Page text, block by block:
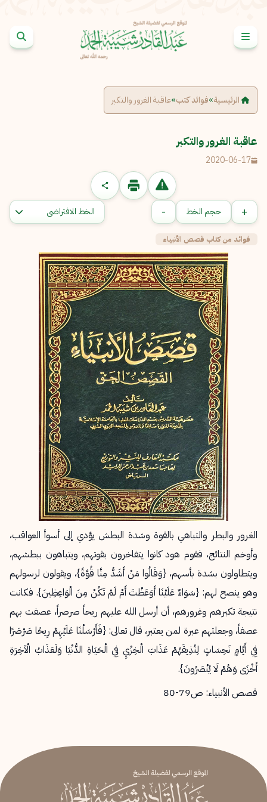
الرئيسية»فوائد كتب»عاقبة الغرور والتكبر
عاقبة الغرور والتكبر
2020-06-17
الاسم الكامل*
إرسال إلغاء
+ حجم الخط -
فوائد من كتاب قصص الأنبياء
الغرور والبطر والتباهي بالقوة وشدة البطش يؤدي إلى أسوأ العواقب،
وأوخم النتائج، فقوم هود كانوا يتفاخرون بقوتهم، ويتباهون ببطشهم،
ويتطاولون بشدة بأسهم، {وَقَالُوا مَنْ أَشَدُّ مِنَّا قُوَّةً}، ويقولون لرسولهم
وهو ينصح لهم: {سَوَاءٌ عَلَيْنَا أَوَعَظْتَ أَمْ لَمْ تَكُنْ مِنَ الْوَاعِظِينَ}. فكانت
نتيجة تكبرهم وغرورهم، أن أرسل الله عليهم ريحاً صرصراً، عصفت بهم
عصفاً، وجعلتهم عبرة لمن يعتبر، قال تعالى: {فَأَرْسَلْنَا عَلَيْهِمْ رِيحًا صَرْصَرًا
فِي أَيَّامٍ نَحِسَاتٍ لِنُذِيقَهُمْ عَذَابَ الْخِزْيِ فِي الْحَيَاةِ الدُّنْيَا وَلَعَذَابُ الْآخِرَةِ
أَخْزَى وَهُمْ لَا يُنْصَرُونَ}.
قصص الأنبياء: ص79-80